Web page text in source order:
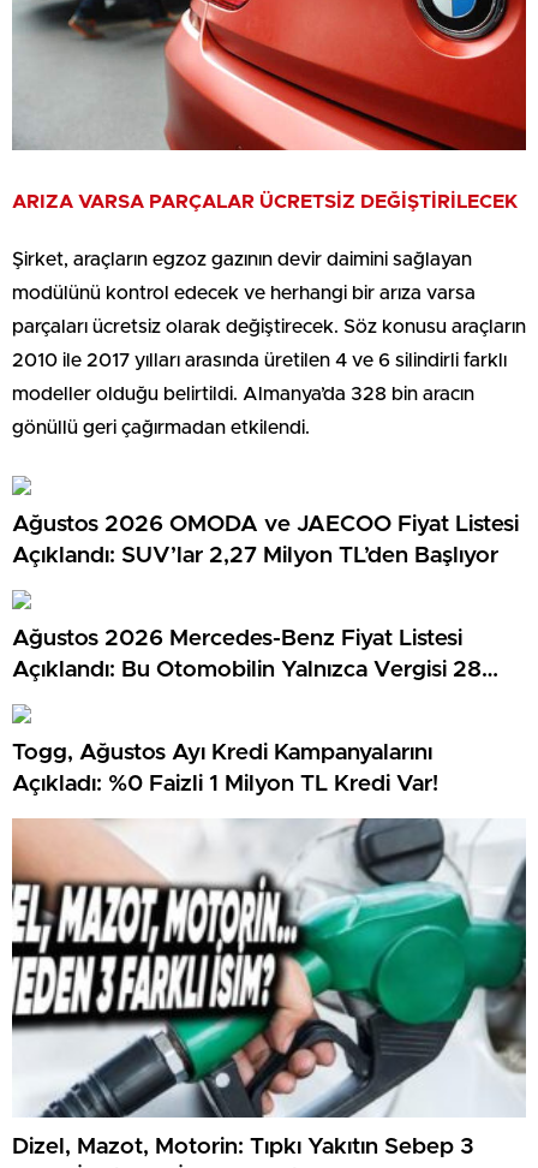
ARIZA VARSA PARÇALAR ÜCRETSİZ DEĞİŞTİRİLECEK
Şirket, araçların egzoz gazının devir daimini sağlayan
modülünü kontrol edecek ve herhangi bir arıza varsa
parçaları ücretsiz olarak değiştirecek. Söz konusu araçların
2010 ile 2017 yılları arasında üretilen 4 ve 6 silindirli farklı
modeller olduğu belirtildi. Almanya’da 328 bin aracın
gönüllü geri çağırmadan etkilendi.
Ağustos 2026 OMODA ve JAECOO Fiyat Listesi
Açıklandı: SUV’lar 2,27 Milyon TL’den Başlıyor
Ağustos 2026 Mercedes-Benz Fiyat Listesi
Açıklandı: Bu Otomobilin Yalnızca Vergisi 28
Milyon TL…
Togg, Ağustos Ayı Kredi Kampanyalarını
Açıkladı: %0 Faizli 1 Milyon TL Kredi Var!
Dizel, Mazot, Motorin: Tıpkı Yakıtın Sebep 3